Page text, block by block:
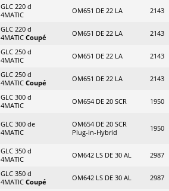
GLC 220 d
4MATIC
OM651 DE 22 LA 2143
GLC 220 d
4MATIC Coupé OM651 DE 22 LA 2143
GLC 250 d
4MATIC
OM651 DE 22 LA 2143
GLC 250 d
4MATIC Coupé OM651 DE 22 LA 2143
GLC 300 d
4MATIC
OM654 DE 20 SCR 1950
GLC 300 de
4MATIC
OM654 DE 20 SCR
Plug-in-Hybrid
1950
GLC 350 d
4MATIC
OM642 LS DE 30 AL 2987
GLC 350 d
4MATIC Coupé OM642 LS DE 30 AL 2987